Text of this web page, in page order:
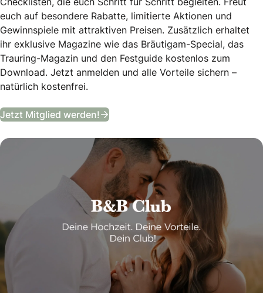
euch auf besondere Rabatte, limitierte Aktionen und
Gewinnspiele mit attraktiven Preisen. Zusätzlich erhaltet
ihr exklusive Magazine wie das Bräutigam-Special, das
Trauring-Magazin und den Festguide kostenlos zum
Download. Jetzt anmelden und alle Vorteile sichern –
natürlich kostenfrei.
Jetzt Mitglied werden! B&B Club